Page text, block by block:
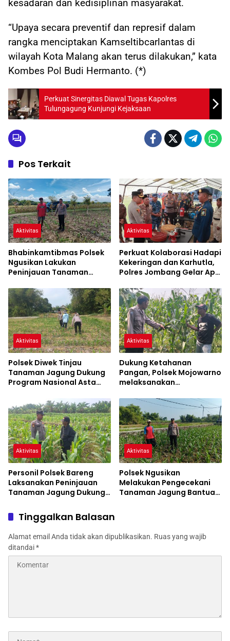
kesadaran dan kedisiplinan masyarakat.
“Upaya secara preventif dan represif dalam
rangka menciptakan Kamseltibcarlantas di
wilayah Kota Malang akan terus dilakukan,” kata
Kombes Pol Budi Hermanto. (*)
Perkuat Sinergitas Diawal Tugas Kapolres
Tulungagung Kunjungi Kejaksaan
Pos Terkait
Aktivitas
Bhabinkamtibmas Polsek
Ngusikan Lakukan
Peninjauan Tanaman
Mendukung Ketahanan
Pangan
Aktivitas
Perkuat Kolaborasi Hadapi
Kekeringan dan Karhutla,
Polres Jombang Gelar Apel
Aktivitas
Polsek Diwek Tinjau
Tanaman Jagung Dukung
Program Nasional Asta
Aktivitas
Dukung Ketahanan
Pangan, Polsek Mojowarno
melaksanakan
Jagung
Aktivitas
Personil Polsek Bareng
Laksanakan Peninjauan
Tanaman Jagung Dukung
Pangan
Aktivitas
Polsek Ngusikan
Melakukan Pengecekani
Tanaman Jagung Bantuan
Tinggalkan Balasan
Alamat email Anda tidak akan dipublikasikan. Ruas yang wajib
ditandai*